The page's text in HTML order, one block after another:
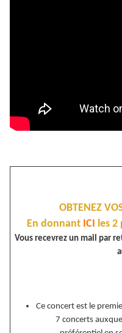
OBTENEZ
En donnant ICI les 2
Vous recevrez un mail par
Ce concert est le
7 concerts